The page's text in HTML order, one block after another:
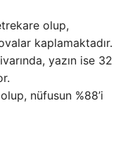
olup,
kaplamaktadır.
yazın ise 32
nüfusun %88’i